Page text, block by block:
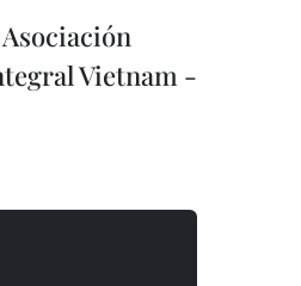
Asociación
Vietnam -